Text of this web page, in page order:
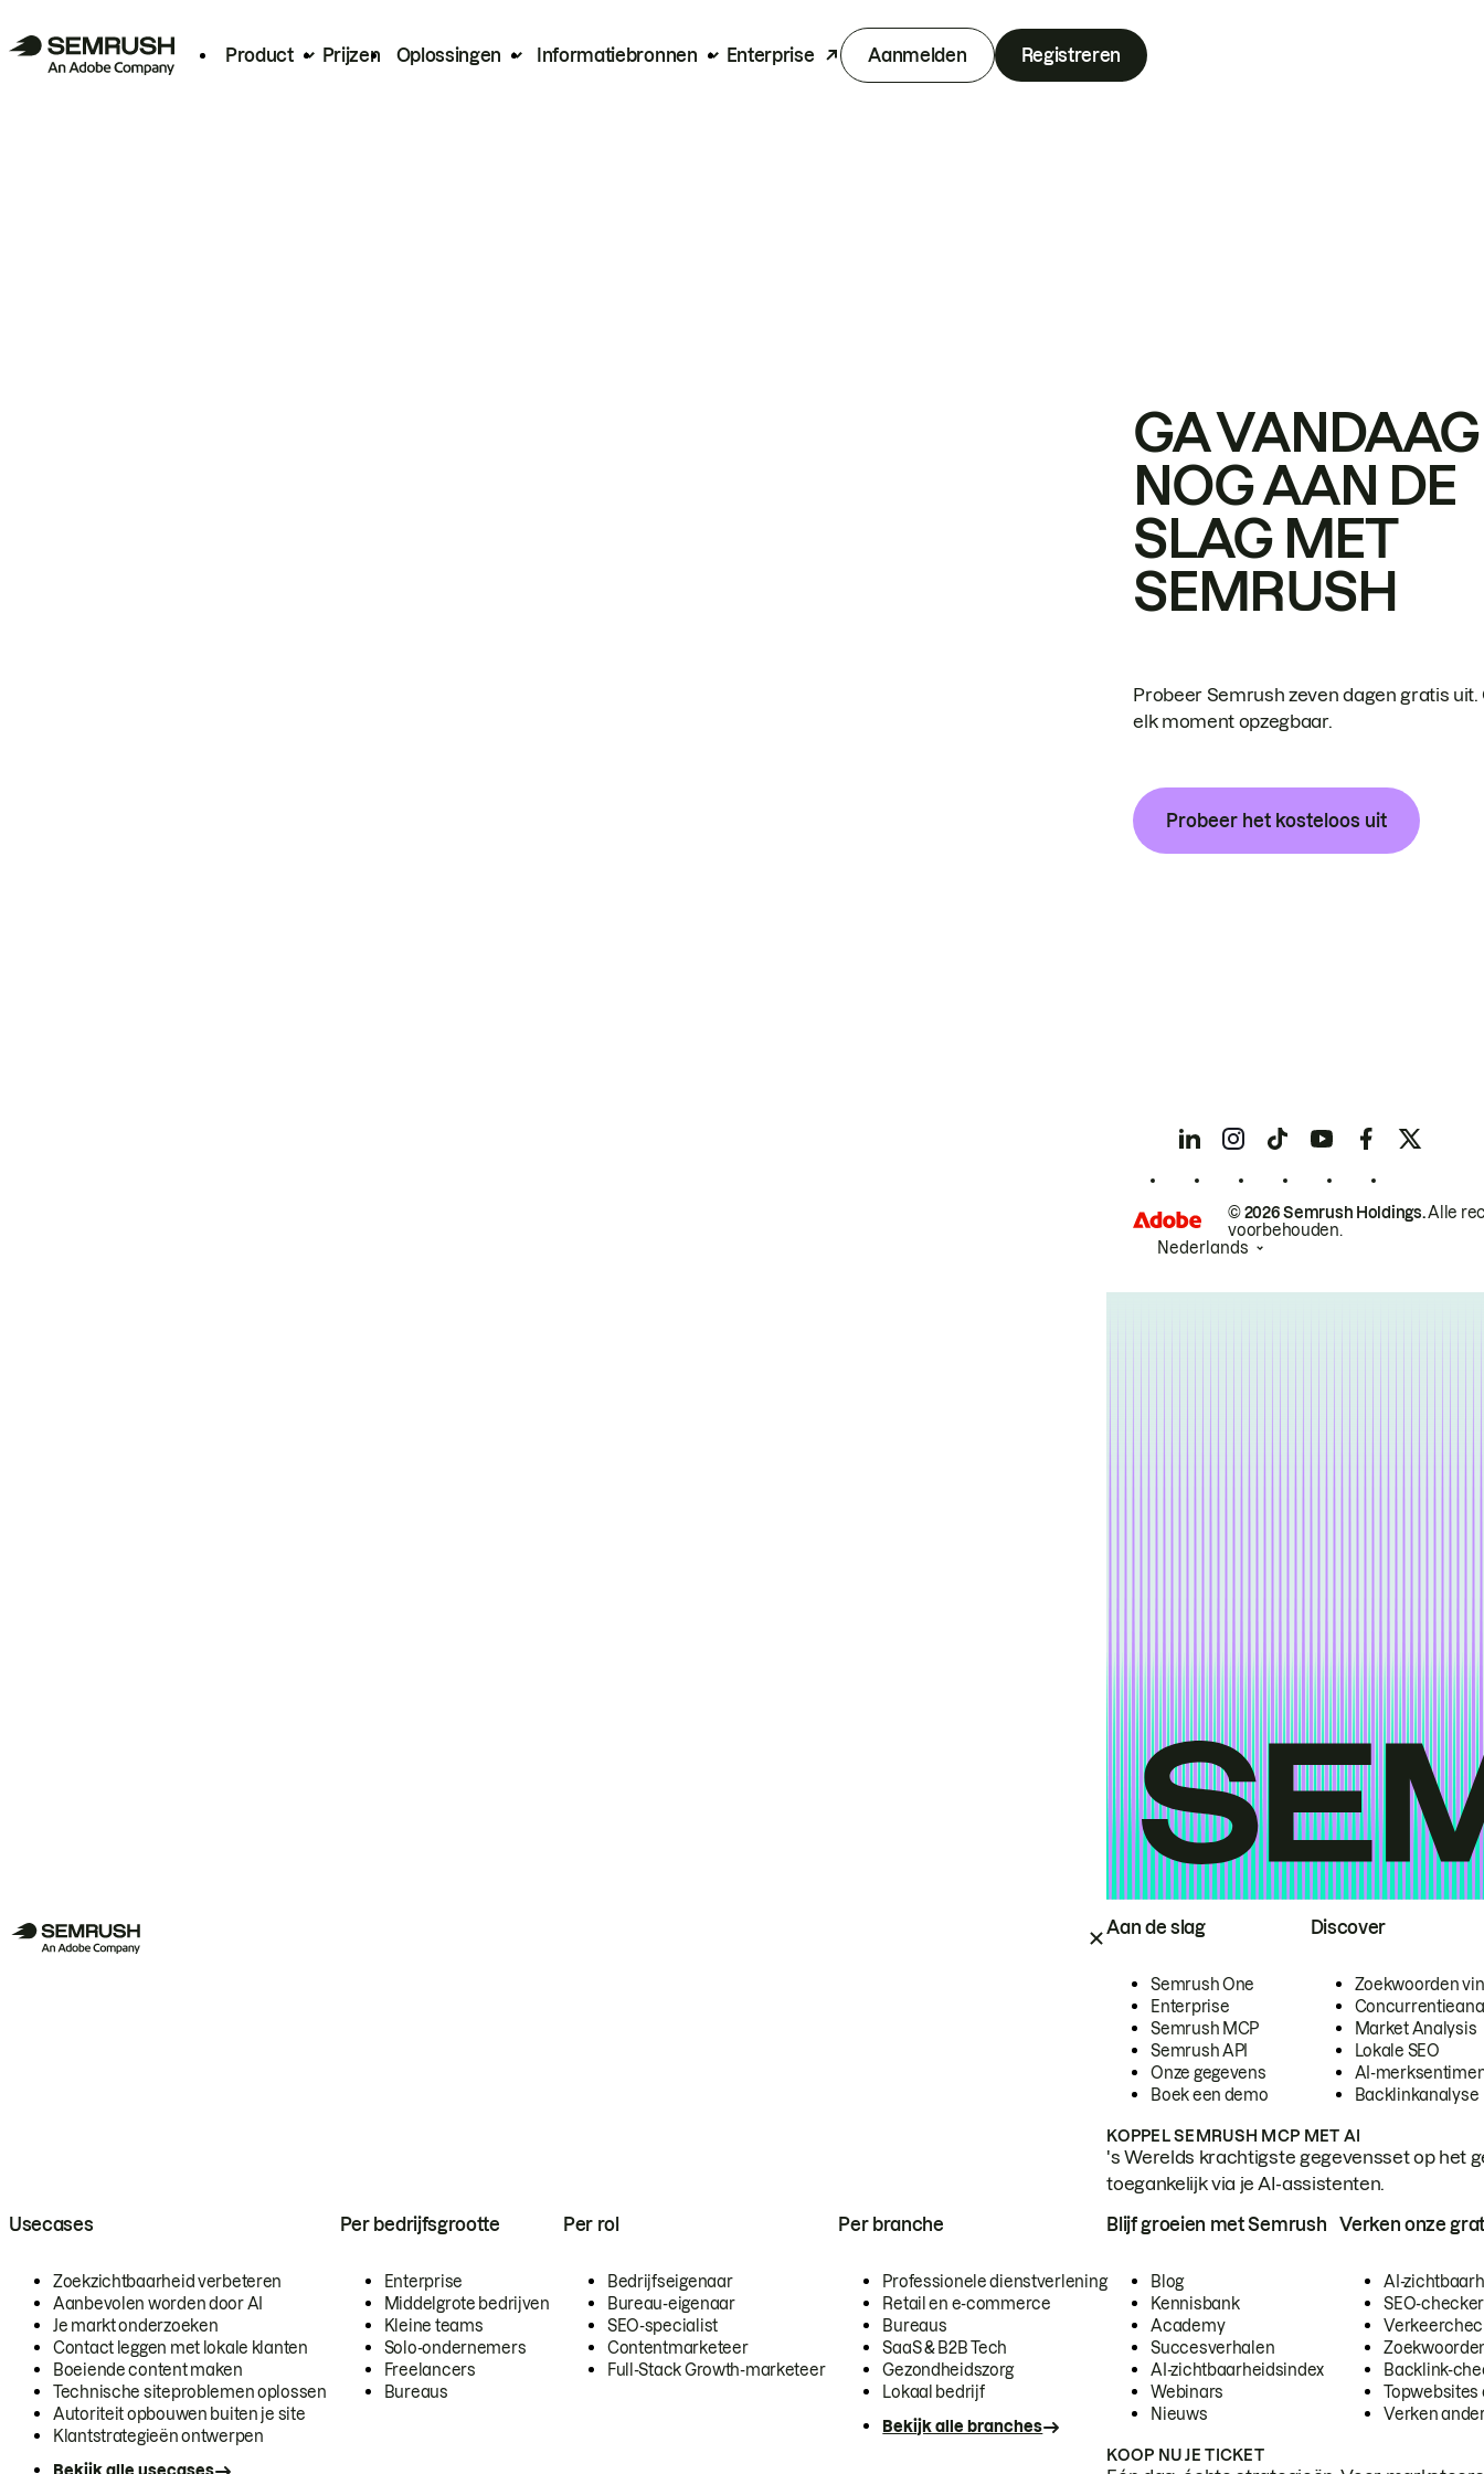
Product Prijzen Oplossingen Informatiebronnen Enterprise Aanmelden Registreren
Aan de slag
Semrush One
Enterprise
Semrush MCP
Semrush API
Onze gegevens
Boek een demo
Discover
Zoekwoorden
Market Analysis
Lokale SEO
AI-
Backlinkanalyse
KOPPEL SEMRUSH MCP MET AI
's Werelds krachtigste gegevensset op het
toegankelijk via je AI-assistenten.
Usecases
Zoekzichtbaarheid verbeteren
Aanbevolen worden door AI
Je markt onderzoeken
Contact leggen met lokale klanten
Boeiende content maken
Technische siteproblemen oplossen
Autoriteit opbouwen buiten je site
Klantstrategieën ontwerpen
Per bedrijfsgrootte
Enterprise
Middelgrote bedrijven
Kleine teams
Solo-ondernemers
Freelancers
Bureaus
Per rol
Bedrijfseigenaar
Bureau-eigenaar
SEO-specialist
Contentmarketeer
Full-Stack Growth-marketeer
Per branche
Professionele dienstverlening
Retail en e-commerce
Bureaus
SaaS & B2B Tech
Gezondheidszorg
Lokaal bedrijf
Bekijk alle branches
Blijf groeien met Semrush
Blog
Kennisbank
Academy
Succesverhalen
AI-zichtbaarheidsindex
Webinars
Nieuws
Verken onze
AI-
SEO-checker
Backlink-
Topwebsites
Verken
KOOP NU JE TICKET
GA VANDAAG
NOG AAN DE
SLAG MET
SEMRUSH
Probeer Semrush zeven dagen gratis uit.
elk moment opzegbaar.
Probeer het kosteloos uit
© 2026 Semrush Holdings.Alle
voorbehouden.
Nederlands